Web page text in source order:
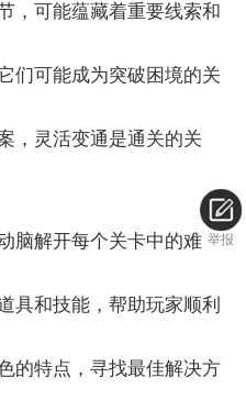
，可能蕴藏着重要线索和
们可能成为突破困境的关
，灵活变通是通关的关
脑解开每个关卡中的难
具和技能，帮助玩家顺利
的特点，寻找最佳解决方
举报